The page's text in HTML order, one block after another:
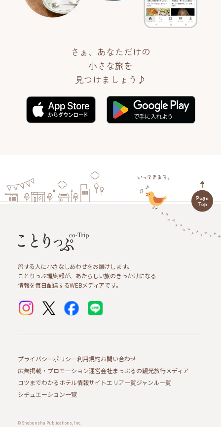
さぁ、あなただけの
小さな旅を
見つけましょう♪
旅する人に小さなしあわせをお届けします。
ことりっぷ編集部が、あたらしい旅のきっかけになる
情報を毎日配信するWEBメディアです。
プライバシーポリシー利用規約お問い合わせ
広告掲載・プロモーション運営会社まっぷるの観光旅行メディア
コツまでわかるホテル情報サイトエリア一覧ジャンル一覧
シチュエーション一覧
© Shobunsha Publications, Inc.